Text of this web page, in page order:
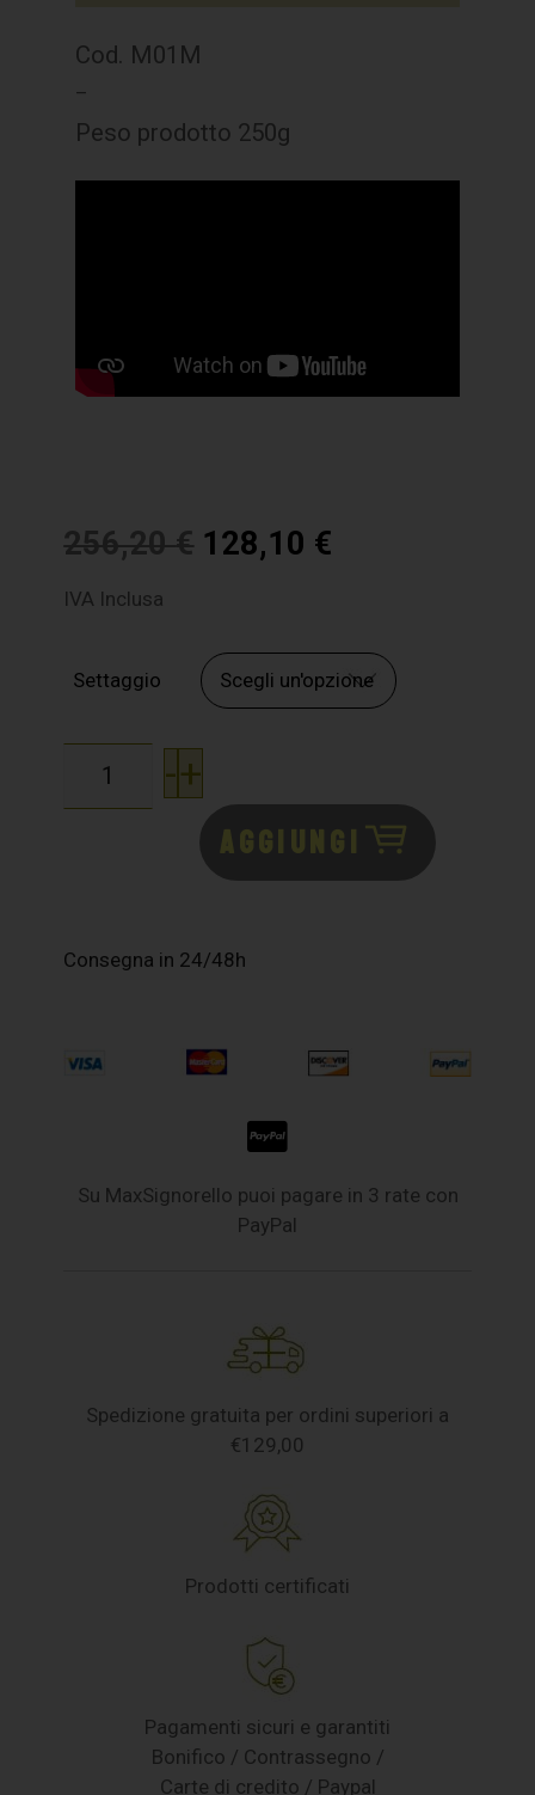
Cod. M01M
–
Peso prodotto 250g
256,20€ 128,10 €
IVA Inclusa
Settaggio
-+
AGGIUNGI
Consegna in 24/48h
Su MaxSignorello puoi pagare in 3 rate con
PayPal
Spedizione gratuita per ordini superiori a
€129,00
Prodotti certificati
Pagamenti sicuri e garantiti
Bonifico / Contrassegno /
Carte di credito / Paypal